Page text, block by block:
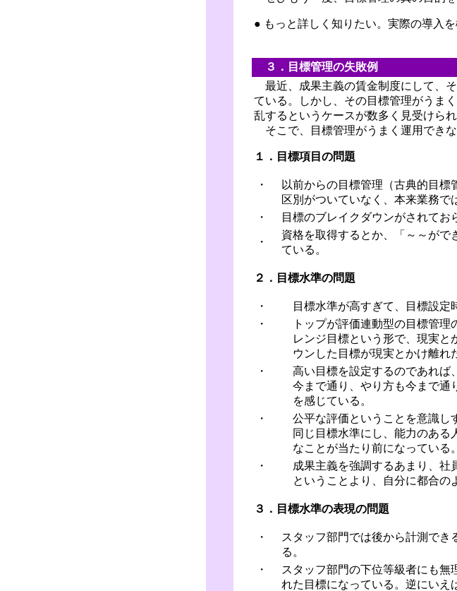
● もっと詳しく知りたい。実際の導
３．目標管理の失敗例
最近、成果主義の賃金制度にして、
ている。しかし、その目標管理がうま
乱するというケースが数多く見受けられ
そこで、目標管理がうまく運用できな
１．目標項目の問題
・ 以前からの目標管理（古典的目標
区別がついていなく、本来業務で
・
目標のブレイクダウンがされてお
・
資格を取得するとか、「～～がで
ている。
２．目標水準の問題
・
目標水準が高すぎて、目標設定
・
トップが評価連動型の目標管
レンジ目標という形で、現実
ウンした目標が現実とかけ離れ
・
高い目標を設定するのであれば
今まで通り、やり方も今まで通
を感じている。
・
公平な評価ということを意識し
同じ目標水準にし、能力のある
なことが当たり前になっている。
・
成果主義を強調するあまり、社
ということより、自分に都合の
３．目標水準の表現の問題
・
スタッフ部門では後から計測で
る。
・
スタッフ部門の下位等級者にも
れた目標になっている。逆にいえ